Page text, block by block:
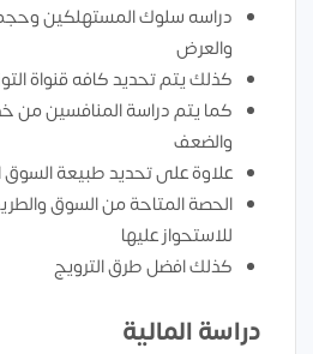
دراسه سلوك المستهلكين
والعرض
كذلك يتم تحديد كافه قنواة
كما يتم دراسة المنافسين من
والضعف
علاوة على تحديد طبيعة
الحصة المتاحة من السوق
للاستحواز عليها
كذلك افضل طرق الترويج
دراسة المالية